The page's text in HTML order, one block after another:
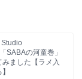
Studio
SABAの河童巻」
ました【ラメ入